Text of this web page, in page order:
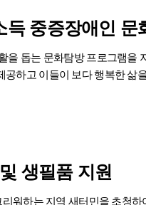
득 중증장애인 문
을 돕는 문화탐방 프로그램을
하고 이들이 보다 행복한 삶
생필품 지원
워하는 지역 새터민을 초청하